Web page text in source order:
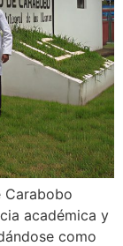
Carabobo
académica y
como